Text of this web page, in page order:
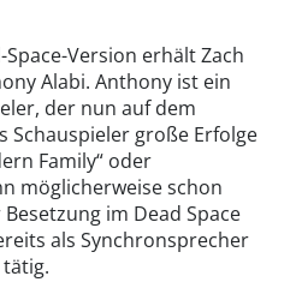
Version erhält Zach
Alabi. Anthony ist ein
der nun auf dem
Schauspieler große Erfolge
Family“ oder
möglicherweise schon
im Dead Space
als Synchronsprecher
tätig.